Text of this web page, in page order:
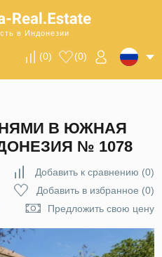
в Индонезии
(0) (0)
В ЮЖНАЯ
№ 1078
Добавить к сравнению (0)
Добавить в избранное (0)
Предложить свою цену